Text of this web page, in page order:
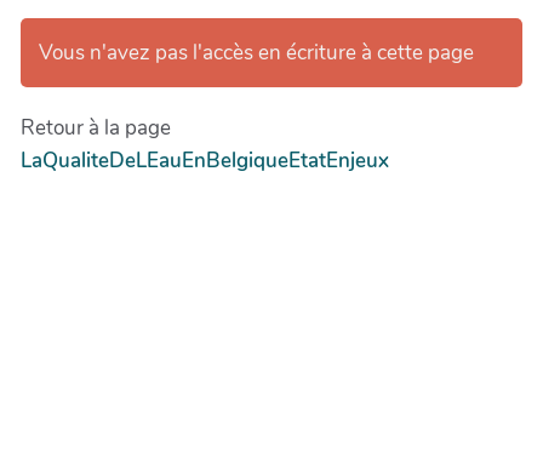
Vous n'avez pas l'accès en écriture à cette page
Retour à la page
LaQualiteDeLEauEnBelgiqueEtatEnjeux